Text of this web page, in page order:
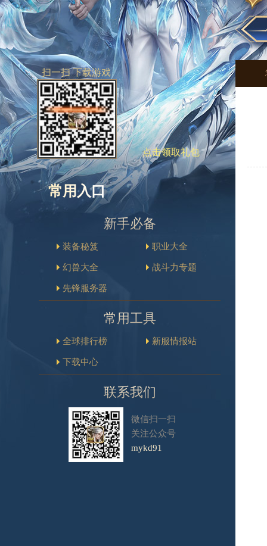
扫一扫 下载游戏
点击领取礼包
常用入口
新手必备
装备秘笈 职业大全
幻兽大全 战斗力专题
先锋服务器
常用工具
全球排行榜 新服情报站
下载中心
联系我们
微信扫一扫
关注公众号
mykd91